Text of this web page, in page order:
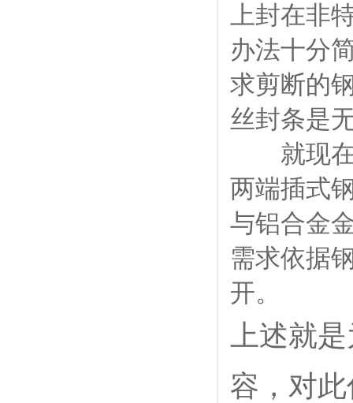
上封在非
办法十分
求剪断的
丝封条是
就现在
两端插式
与铝合金
需求依据
开。
上述就
容，对